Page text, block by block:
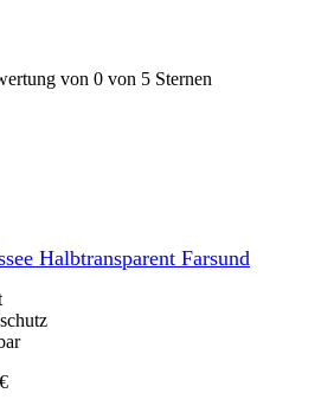
von 0 von 5 Sternen
Halbtransparent Farsund